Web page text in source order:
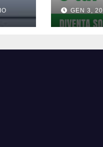
GEN 3,